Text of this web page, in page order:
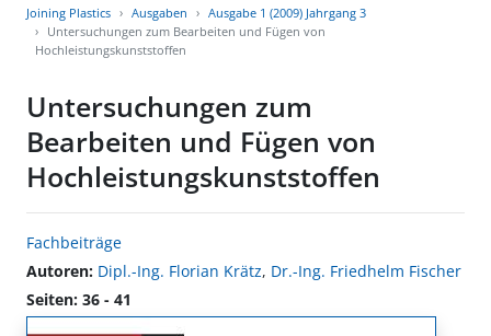
Joining Plastics Ausgaben
Ausgabe 1 (2009) Jahrgang 3
Untersuchungen zum Bearbeiten und Fügen von
Hochleistungskunststoffen
Untersuchungen zum
Bearbeiten und Fügen von
Hochleistungskunststoffen
Fachbeiträge
Autoren: Dipl.-Ing. Florian Krätz, Dr.-Ing. Friedhelm Fischer
Seiten: 36 - 41